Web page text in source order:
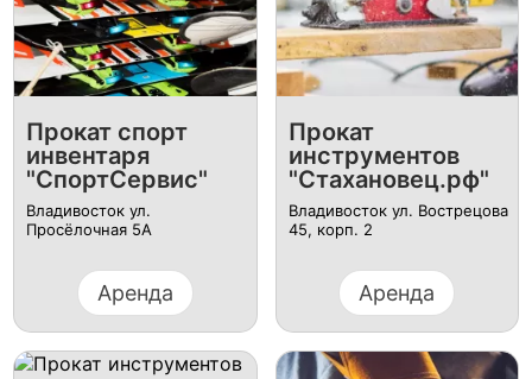
Прокат спорт
инвентаря
"СпортСервис"
Владивосток ул.
Просёлочная 5А
Аренда
Прокат
инструментов
"Стахановец.рф"
Владивосток ул. Вострецова
45, корп. 2
Аренда